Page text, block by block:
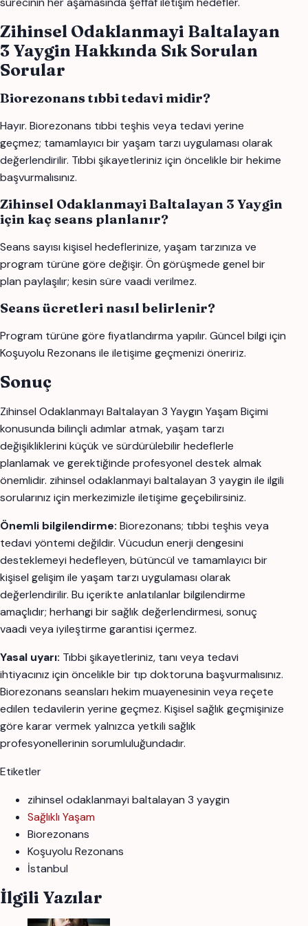
Zihinsel Odaklanmayi Baltalayan
3 Yaygin Hakkında Sık Sorulan
Sorular
Biorezonans tıbbi tedavi midir?
Hayır. Biorezonans tıbbi teşhis veya tedavi yerine
geçmez; tamamlayıcı bir yaşam tarzı uygulaması olarak
değerlendirilir. Tıbbi şikayetleriniz için öncelikle bir hekime
başvurmalısınız.
Zihinsel Odaklanmayi Baltalayan 3 Yaygin
için kaç seans planlanır?
Seans sayısı kişisel hedeflerinize, yaşam tarzınıza ve
program türüne göre değişir. Ön görüşmede genel bir
plan paylaşılır; kesin süre vaadi verilmez.
Seans ücretleri nasıl belirlenir?
Program türüne göre fiyatlandırma yapılır. Güncel bilgi için
Koşuyolu Rezonans ile iletişime geçmenizi öneririz.
Sonuç
Zihinsel Odaklanmayı Baltalayan 3 Yaygın Yaşam Biçimi
konusunda bilinçli adımlar atmak, yaşam tarzı
değişikliklerini küçük ve sürdürülebilir hedeflerle
planlamak ve gerektiğinde profesyonel destek almak
önemlidir. zihinsel odaklanmayi baltalayan 3 yaygin ile ilgili
sorularınız için merkezimizle iletişime geçebilirsiniz.
Önemli bilgilendirme: Biorezonans; tıbbi teşhis veya
tedavi yöntemi değildir. Vücudun enerji dengesini
desteklemeyi hedefleyen, bütüncül ve tamamlayıcı bir
kişisel gelişim ile yaşam tarzı uygulaması olarak
değerlendirilir. Bu içerikte anlatılanlar bilgilendirme
amaçlıdır; herhangi bir sağlık değerlendirmesi, sonuç
vaadi veya iyileştirme garantisi içermez.
Yasal uyarı: Tıbbi şikayetleriniz, tanı veya tedavi
ihtiyacınız için öncelikle bir tıp doktoruna başvurmalısınız.
Biorezonans seansları hekim muayenesinin veya reçete
edilen tedavilerin yerine geçmez. Kişisel sağlık geçmişinize
göre karar vermek yalnızca yetkili sağlık
profesyonellerinin sorumluluğundadır.
Etiketler
zihinsel odaklanmayi baltalayan 3 yaygin
Sağlıklı Yaşam
Biorezonans
Koşuyolu Rezonans
İstanbul
İlgili Yazılar